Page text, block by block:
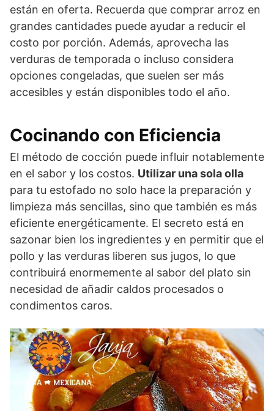
están en oferta. Recuerda que comprar arroz en
grandes cantidades puede ayudar a reducir el
costo por porción. Además, aprovecha las
verduras de temporada o incluso considera
opciones congeladas, que suelen ser más
accesibles y están disponibles todo el año.
Cocinando con Eficiencia
El método de cocción puede influir notablemente
en el sabor y los costos. Utilizar una sola olla
para tu estofado no solo hace la preparación y
limpieza más sencillas, sino que también es más
eficiente energéticamente. El secreto está en
sazonar bien los ingredientes y en permitir que el
pollo y las verduras liberen sus jugos, lo que
contribuirá enormemente al sabor del plato sin
necesidad de añadir caldos procesados o
condimentos caros.